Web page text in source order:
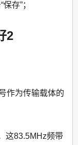
存”；
2
作为传输载体的
这83.5MHz频带